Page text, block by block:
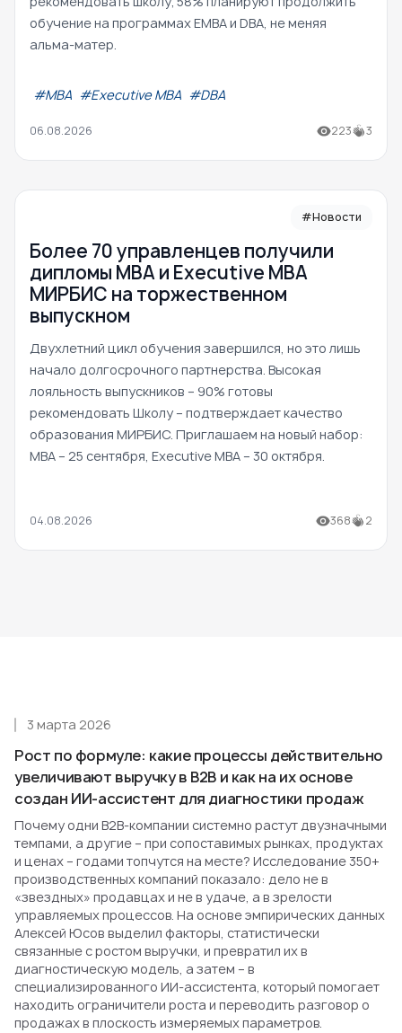
обучение на программах EMBA и DBA, не меняя
альма-матер.
#МВА #Executive MBA #DBA
06.08.2026 223 3
#Новости
Более 70 управленцев получили
дипломы MBA и Executive MBA
МИРБИС на торжественном
выпускном
Двухлетний цикл обучения завершился, но это лишь
начало долгосрочного партнерства. Высокая
лояльность выпускников – 90% готовы
рекомендовать Школу – подтверждает качество
образования МИРБИС. Приглашаем на новый набор:
MBA – 25 сентября, Executive MBA – 30 октября.
04.08.2026 368 2
Рост по формуле: какие процессы действительно
увеличивают выручку в B2B и как на их основе
создан ИИ-ассистент для диагностики продаж
3 марта 2026
Почему одни B2B-компании системно растут двузначными
темпами, а другие – при сопоставимых рынках, продуктах
и ценах – годами топчутся на месте? Исследование 350+
производственных компаний показало: дело не в
«звездных» продавцах и не в удаче, а в зрелости
управляемых процессов. На основе эмпирических данных
Алексей Юсов выделил факторы, статистически
связанные с ростом выручки, и превратил их в
диагностическую модель, а затем – в
специализированного ИИ-ассистента, который помогает
находить ограничители роста и переводить разговор о
продажах в плоскость измеряемых параметров.